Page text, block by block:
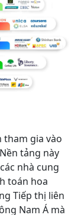
tham gia vào
tảng này
nhà cung
toán hoa
Tiếp thị liên
Nam Á mà